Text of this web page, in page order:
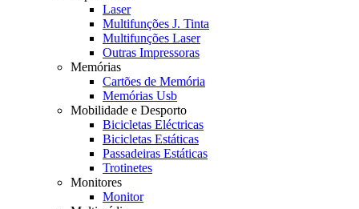
Laser
Multifunções J. Tinta
Multifunções Laser
Outras Impressoras
Memórias
Cartões de Memória
Memórias Usb
Mobilidade e Desporto
Bicicletas Eléctricas
Bicicletas Estáticas
Passadeiras Estáticas
Trotinetes
Monitores
Monitor